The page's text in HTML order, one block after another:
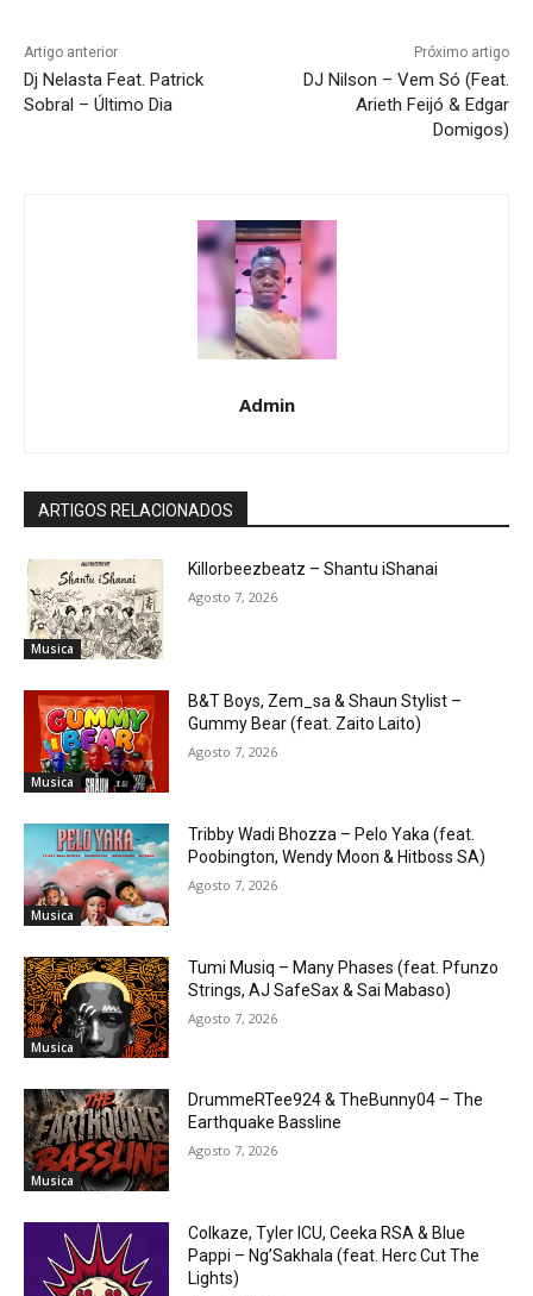
Artigo anterior
Dj Nelasta Feat. Patrick
Sobral – Último Dia
Próximo artigo
DJ Nilson – Vem Só (Feat.
Arieth Feijó & Edgar
Domigos)
Admin
ARTIGOS RELACIONADOS
Musica
Killorbeezbeatz – Shantu iShanai
Agosto 7, 2026
Musica
B&T Boys, Zem_sa & Shaun Stylist –
Gummy Bear (feat. Zaito Laito)
Agosto 7, 2026
Musica
Tribby Wadi Bhozza – Pelo Yaka (feat.
Poobington, Wendy Moon & Hitboss SA)
Agosto 7, 2026
Musica
Tumi Musiq – Many Phases (feat. Pfunzo
Strings, AJ SafeSax & Sai Mabaso)
Agosto 7, 2026
Musica
DrummeRTee924 & TheBunny04 – The
Earthquake Bassline
Agosto 7, 2026
Colkaze, Tyler ICU, Ceeka RSA & Blue
Pappi – Ng’Sakhala (feat. Herc Cut The
Lights)